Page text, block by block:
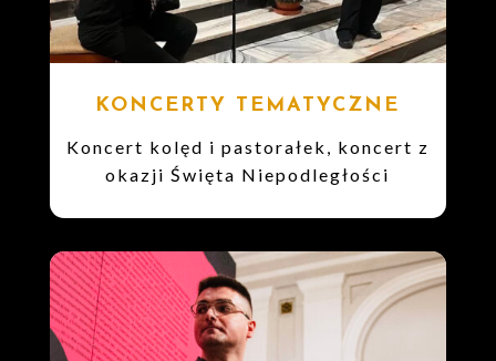
KONCERTY TEMATYCZNE
Koncert kolęd i pastorałek, koncert z
okazji Święta Niepodległości